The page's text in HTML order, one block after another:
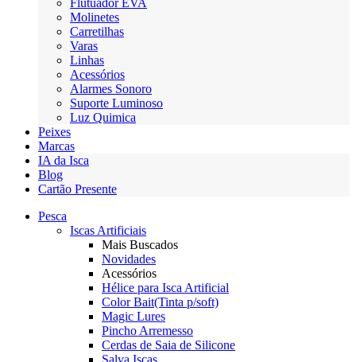
Flutuador EVA
Molinetes
Carretilhas
Varas
Linhas
Acessórios
Alarmes Sonoro
Suporte Luminoso
Luz Quimica
Peixes
Marcas
IA da Isca
Blog
Cartão Presente
Pesca
Iscas Artificiais
Mais Buscados
Novidades
Acessórios
Hélice para Isca Artificial
Color Bait(Tinta p/soft)
Magic Lures
Pincho Arremesso
Cerdas de Saia de Silicone
Salva Iscas